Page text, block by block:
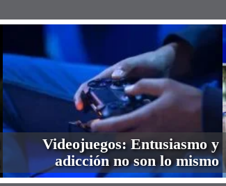
Videojuegos: Entusiasmo y
adicción no son lo mismo